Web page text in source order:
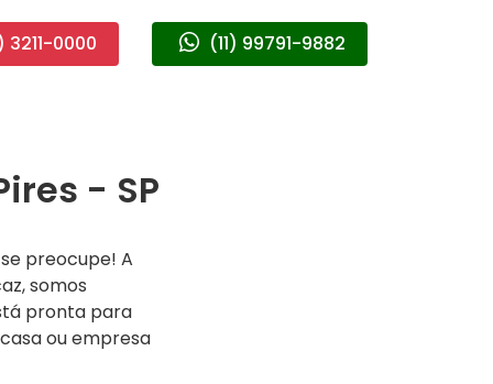
3211-0000 (11) 99791-9882
- SP
preocupe! A
somos
pronta para
ou empresa